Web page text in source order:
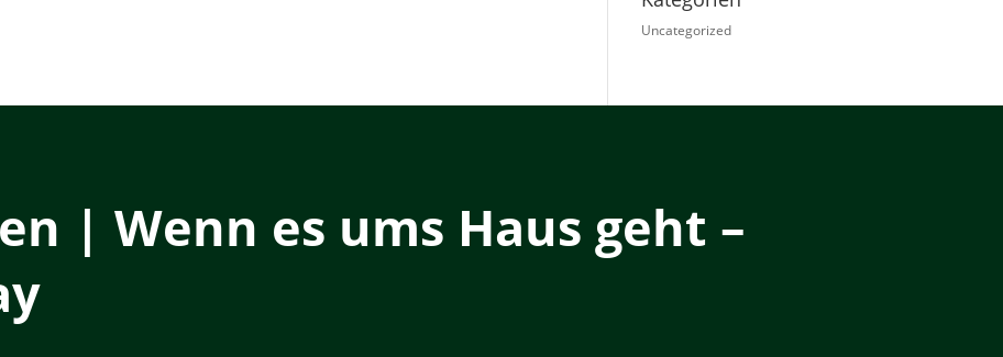
Uncategorized
| Wenn es ums Haus geht –